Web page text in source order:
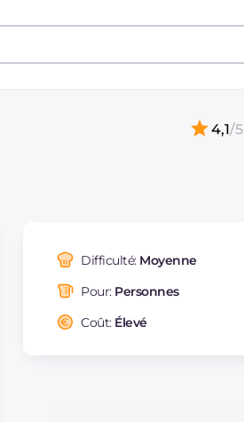
4,1/5
Difficulté: Moyenne
Pour: Personnes
Coût: Élevé